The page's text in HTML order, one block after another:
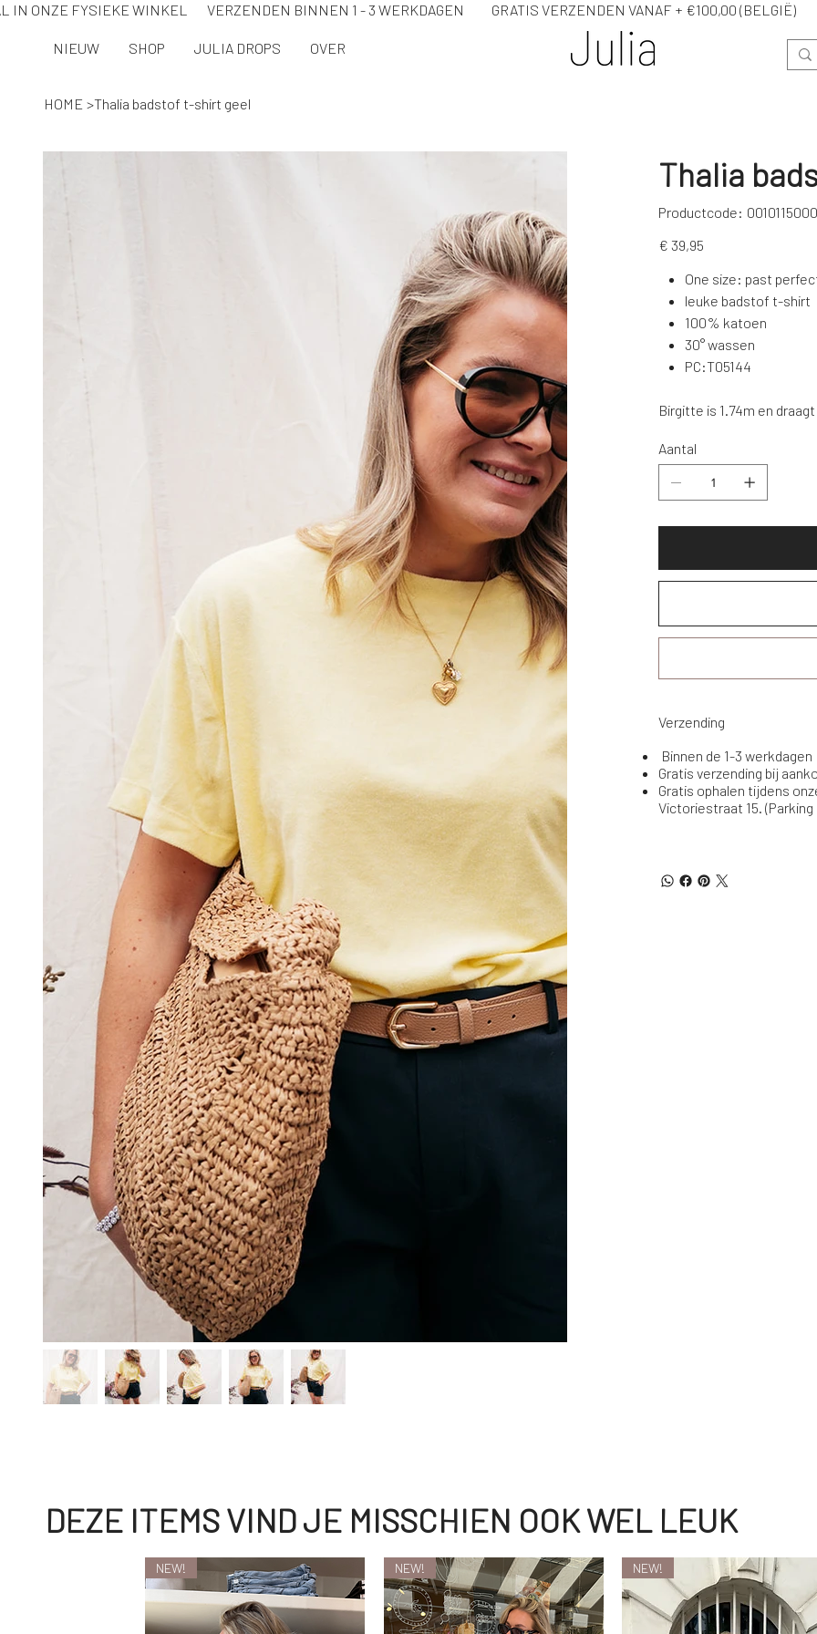
IN ONZE FYSIEKE WINKEL VERZENDEN BINNEN 1 - 3 WERKDAGEN GRATIS VERZENDEN VANAF + €100,00
NIEUW SHOP JULIA DROPS OVER
HOME >Thalia badstof t-shirt geel
Thalia
Productcode:
Productcode
Prijs
€ 39,95
One size: past
leuke badstof t-shirt
100% katoen
30° wassen
PC:T05144
Birgitte is 1.74m en
Aantal
Verzending
Binnen de 1-3 werkdagen
Gratis verzending bij
Gratis ophalen tijdens
Victoriestraat 15.
DEZE ITEMS VIND JE MISSCHIEN OOK WEL LEUK
NEW! NEW! NEW!